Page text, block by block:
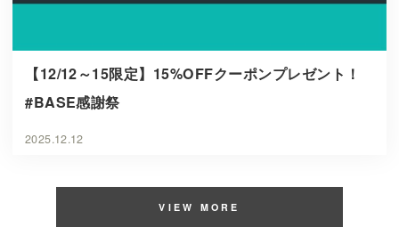
【12/12～15限定】15%OFFクーポンプレゼント！
#BASE感謝祭
2025.12.12
VIEW MORE